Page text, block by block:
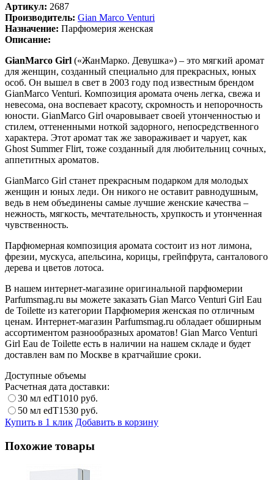
Артикул: 2687
Производитель: Gian Marco Venturi
Назначение: Парфюмерия женская
Описание:
GianMarco Girl («ЖанМарко. Девушка») – это мягкий аромат
для женщин, созданный специально для прекрасных, юных
особ. Он вышел в свет в 2003 году под известным брендом
GianMarco Venturi. Композиция аромата очень легка, свежа и
невесома, она воспевает красоту, скромность и непорочность
юности. GianMarco Girl очаровывает своей утонченностью и
стилем, оттененными ноткой задорного, непосредственного
характера. Этот аромат так же завораживает и чарует, как
Ghost Summer Flirt, тоже созданный для любительниц сочных,
аппетитных ароматов.
GianMarco Girl станет прекрасным подарком для молодых
женщин и юных леди. Он никого не оставит равнодушным,
ведь в нем объединены самые лучшие женские качества –
нежность, мягкость, мечтательность, хрупкость и утонченная
чувственность.
Парфюмерная композиция аромата состоит из нот лимона,
фрезии, мускуса, апельсина, корицы, грейпфрута, санталового
дерева и цветов лотоса.
В нашем интернет-магазине оригинальной парфюмерии
Parfumsmag.ru вы можете заказать Gian Marco Venturi Girl Eau
de Toilette из категории Парфюмерия женская по отличным
ценам. Интернет-магазин Parfumsmag.ru обладает обширным
ассортиментом разнообразных ароматов! Gian Marco Venturi
Girl Eau de Toilette есть в наличии на нашем складе и будет
доставлен вам по Москве в кратчайшие сроки.
Доступные объемы
Расчетная дата доставки:
30 мл edT1010 руб.
50 мл edT1530 руб.
Купить в 1 клик Добавить в корзину
Похожие товары